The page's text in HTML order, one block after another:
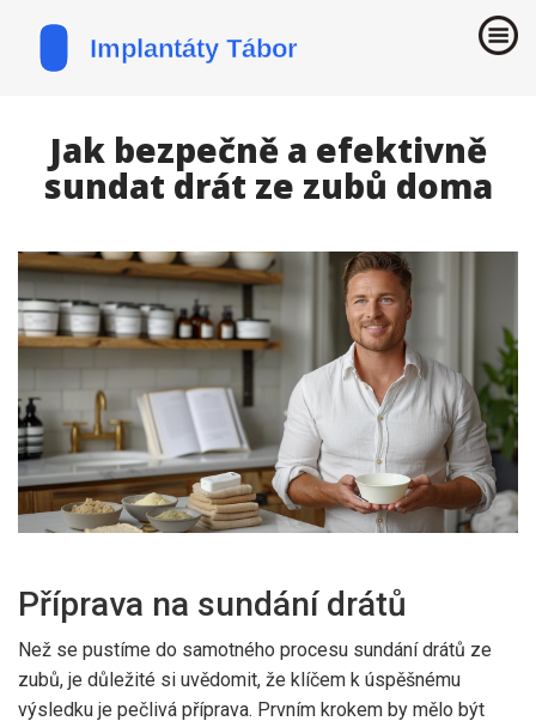
Jak bezpečně a efektivně
sundat drát ze zubů doma
Příprava na sundání drátů
Než se pustíme do samotného procesu sundání drátů ze
zubů, je důležité si uvědomit, že klíčem k úspěšnému
výsledku je pečlivá příprava. Prvním krokem by mělo být